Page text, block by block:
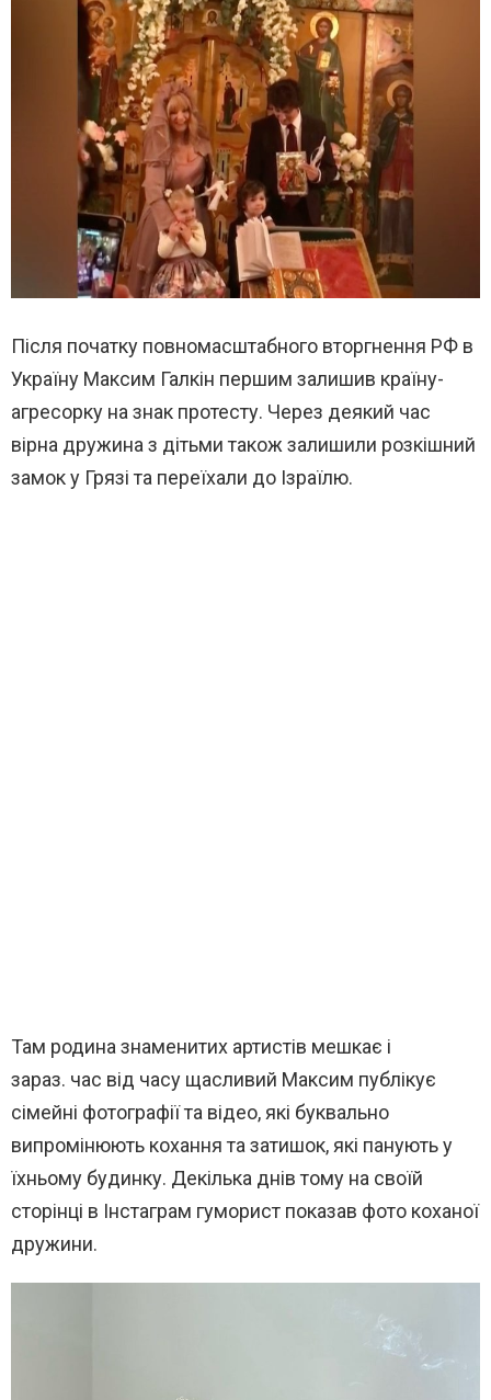
Після початку повномасштабного вторгнення РФ в
Україну Максим Галкін першим залишив країну-
агресорку на знак протесту. Через деякий час
вірна дружина з дітьми також залишили розкішний
замок у Грязі та переїхали до Ізраїлю.
Там родина знаменитих артистів мешкає і
зараз. час від часу щасливий Максим публікує
сімейні фотографії та відео, які буквально
випромінюють кохання та затишок, які панують у
їхньому будинку. Декілька днів тому на своїй
сторінці в Інстаграм гуморист показав фото коханої
дружини.